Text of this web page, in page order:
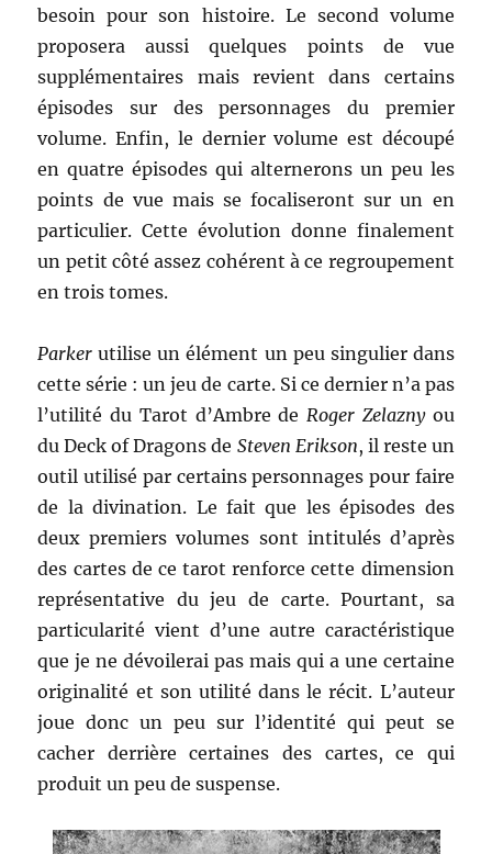
besoin pour son histoire. Le second volume
proposera aussi quelques points de vue
supplémentaires mais revient dans certains
épisodes sur des personnages du premier
volume. Enfin, le dernier volume est découpé
en quatre épisodes qui alternerons un peu les
points de vue mais se focaliseront sur un en
particulier. Cette évolution donne finalement
un petit côté assez cohérent à ce regroupement
en trois tomes.
Parker utilise un élément un peu singulier dans
cette série : un jeu de carte. Si ce dernier n’a pas
l’utilité du Tarot d’Ambre deRoger Zelaznyou
du Deck of Dragons de Steven Erikson, il reste un
outil utilisé par certains personnages pour faire
de la divination. Le fait que les épisodes des
deux premiers volumes sont intitulés d’après
des cartes de ce tarot renforce cette dimension
représentative du jeu de carte. Pourtant, sa
particularité vient d’une autre caractéristique
que je ne dévoilerai pas mais qui a une certaine
originalité et son utilité dans le récit. L’auteur
joue donc un peu sur l’identité qui peut se
cacher derrière certaines des cartes, ce qui
produit un peu de suspense.